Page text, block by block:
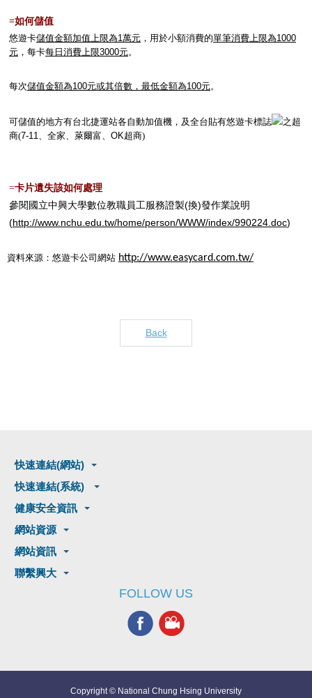
=如何儲值
悠遊卡儲值金額加值上限為1萬元 ，用於小額消費的單筆消費上限為1000
元 ，每卡每日消費上限3000元。
每次儲值金額為100元或其倍數，最低金額為100元。
可儲值的地方有台北捷運站各自動加值機，及全台貼有悠遊卡標誌
之超
商(7-11 、全家、萊爾富、 OK超商)
=卡片遺失該如何處理
參閱國立中興大學數位教職員工服務證製(換)發作業說明
(http://www.nchu.edu.tw/home/person/WWW/index/990224.doc)
資料來源：悠遊卡公司網站 http://www.easycard.com.tw/
Back
快速連結(網站)
快速連結(系統)
健康安全資訊
網站資源
網站資訊
聯繫興大
FOLLOW US
Copyright © National Chung Hsing University